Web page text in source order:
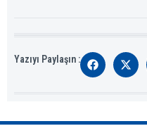
Yazıyı Paylaşın :